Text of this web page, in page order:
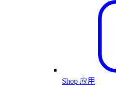
Shop 应用